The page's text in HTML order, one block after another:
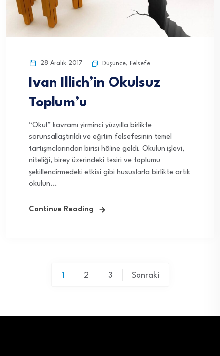
28 Aralık 2017 Düşünce, Felsefe
Ivan Illich’in Okulsuz
Toplum’u
“Okul” kavramı yirminci yüzyılla birlikte
sorunsallaştırıldı ve eğitim felsefesinin temel
tartışmalarından birisi hâline geldi. Okulun işlevi,
niteliği, birey üzerindeki tesiri ve toplumu
şekillendirmedeki etkisi gibi hususlarla birlikte artık
okulun...
Continue Reading
1 2 3 Sonraki